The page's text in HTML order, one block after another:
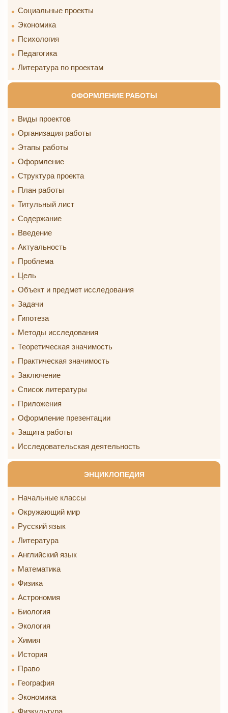
Социальные проекты
Экономика
Психология
Педагогика
Литература по проектам
ОФОРМЛЕНИЕ РАБОТЫ
Виды проектов
Организация работы
Этапы работы
Оформление
Структура проекта
План работы
Титульный лист
Содержание
Введение
Актуальность
Проблема
Цель
Объект и предмет исследования
Задачи
Гипотеза
Методы исследования
Теоретическая значимость
Практическая значимость
Заключение
Список литературы
Приложения
Оформление презентации
Защита работы
Исследовательская деятельность
ЭНЦИКЛОПЕДИЯ
Начальные классы
Окружающий мир
Русский язык
Литература
Английский язык
Математика
Физика
Астрономия
Биология
Экология
Химия
История
Право
География
Экономика
Физкультура